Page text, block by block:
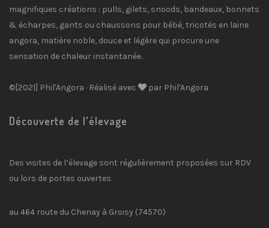
magnifiques créations : pulls, gilets, snoods, bandeaux, bonnets
& écharpes, gants ou chaussons pour bébé, tricotés en laine
angora, matière noble, douce et légère qui procure une
sensation de chaleur instantanée.
©[2021] Phil'Angora · Réalisé avec par Phil'Angora
Découverte de l'élevage
Des visites de l’élevage sont régulièrement proposées sur RDV
ou lors de portes ouvertes.
au 464 route du Chenay à Groisy (74570)